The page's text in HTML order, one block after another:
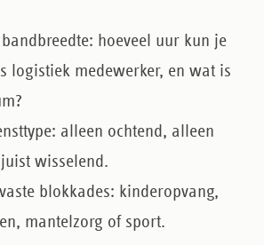
: hoeveel uur kun je
logistiek medewerker, en wat is
: alleen ochtend, alleen
wisselend.
blokkades: kinderopvang,
mantelzorg of sport.